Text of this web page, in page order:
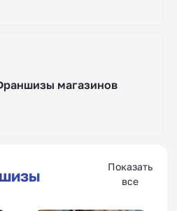
магазинов
Показать
все